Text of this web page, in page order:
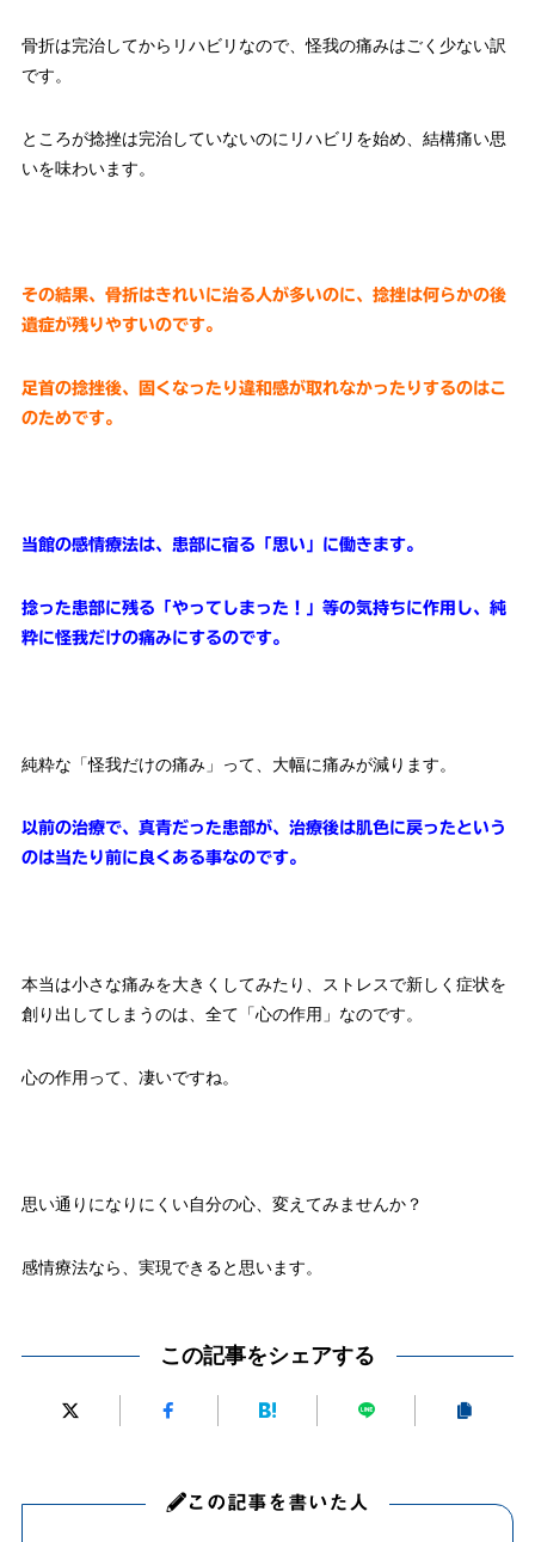
骨折は完治してからリハビリなので、怪我の痛みはごく少ない訳
です。
ところが捻挫は完治していないのにリハビリを始め、結構痛い思
いを味わいます。
その結果、骨折はきれいに治る人が多いのに、捻挫は何らかの後
遺症が残りやすいのです。
足首の捻挫後、固くなったり違和感が取れなかったりするのはこ
のためです。
当館の感情療法は、患部に宿る「思い」に働きます。
捻った患部に残る「やってしまった！」等の気持ちに作用し、純
粋に怪我だけの痛みにするのです。
純粋な「怪我だけの痛み」って、大幅に痛みが減ります。
以前の治療で、真青だった患部が、治療後は肌色に戻ったという
のは当たり前に良くある事なのです。
本当は小さな痛みを大きくしてみたり、ストレスで新しく症状を
創り出してしまうのは、全て「心の作用」なのです。
心の作用って、凄いですね。
思い通りになりにくい自分の心、変えてみませんか？
感情療法なら、実現できると思います。
この記事をシェアする
この記事を書いた人